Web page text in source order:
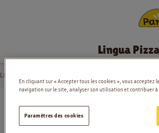
Lingua
Lingua Pizza Margherita
En cliquant sur « Accepter tous les cookies », vous
navigation sur le site, analyser son utilisation et contribuer
Paramètres des cookies